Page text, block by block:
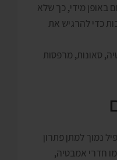
באופן מידי, כך שלא
כדי להרגיש את
סאונות, מרפסות
נמוך למתן פתרון
חדרי אמבטיה,